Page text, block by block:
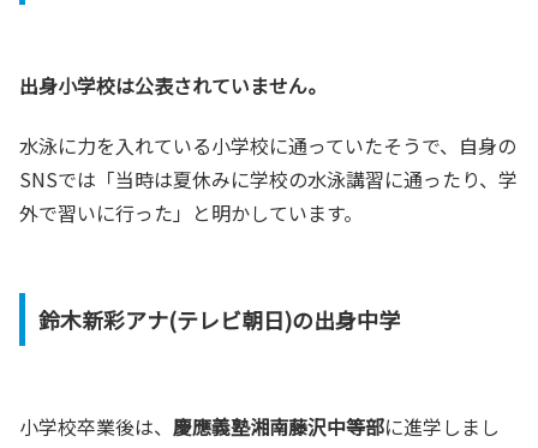
出身小学校は公表されていません。
水泳に力を入れている小学校に通っていたそうで、自身の
SNSでは「当時は夏休みに学校の水泳講習に通ったり、学
外で習いに行った」と明かしています。
鈴木新彩アナ(テレビ朝日)の出身中学
小学校卒業後は、 慶應義塾湘南藤沢中等部に進学しまし